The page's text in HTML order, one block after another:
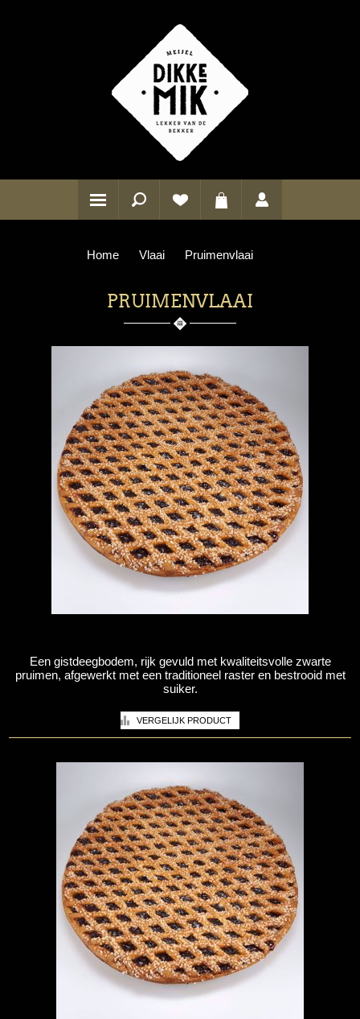
Home Vlaai Pruimenvlaai
PRUIMENVLAAI
Een gistdeegbodem, rijk gevuld met kwaliteitsvolle zwarte
pruimen, afgewerkt met een traditioneel raster en bestrooid met
suiker.